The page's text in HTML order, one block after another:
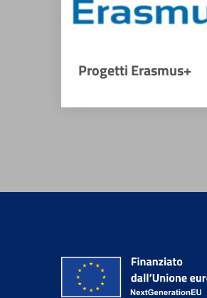
Progetti Erasmus+